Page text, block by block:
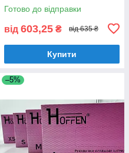
Готово до відправки
від 603,25 ₴ від 635 ₴
Купити
–5%